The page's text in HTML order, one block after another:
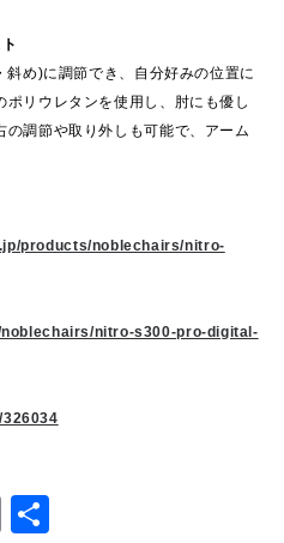
め)に調節でき、自分好みの位置に
リウレタンを使用し、肘にも優し
調節や取り外しも可能で、アーム
products/noblechairs/nitro-
nitro-s300-pro-digital-
E